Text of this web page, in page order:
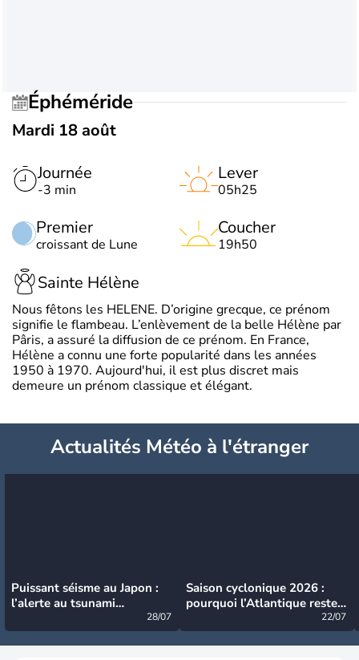
Éphéméride
Mardi 18 août
Journée
-3 min
Premier
croissant de Lune
Lever
05h25
Coucher
19h50
Sainte Hélène
Nous fêtons les HELENE. D’origine grecque, ce prénom
signifie le flambeau. L’enlèvement de la belle Hélène par
Pâris, a assuré la diffusion de ce prénom. En France,
Hélène a connu une forte popularité dans les années
1950 à 1970. Aujourd'hui, il est plus discret mais
demeure un prénom classique et élégant.
Actualités Météo à l'étranger
Puissant séisme au Japon :
l’alerte au tsunami
28/07
Saison cyclonique 2026 :
pourquoi l’Atlantique reste
22/07